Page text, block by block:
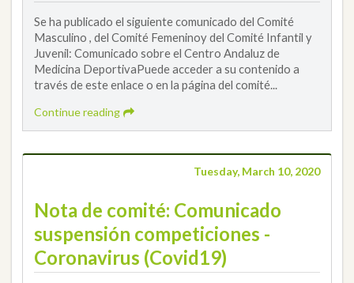
Se ha publicado el siguiente comunicado del Comité
Masculino , del Comité Femeninoy del Comité Infantil y
Juvenil: Comunicado sobre el Centro Andaluz de
Medicina DeportivaPuede acceder a su contenido a
través de este enlace o en la página del comité...
Continue reading
Tuesday, March 10, 2020
Nota de comité: Comunicado
suspensión competiciones -
Coronavirus (Covid19)